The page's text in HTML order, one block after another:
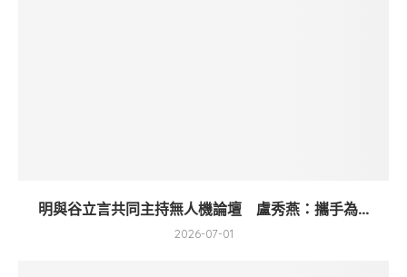
明與谷立言共同主持無人機論壇 盧秀燕：攜手為...
2026-07-01